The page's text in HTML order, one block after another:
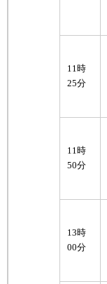
11時
25分
11時
50分
13時
00分